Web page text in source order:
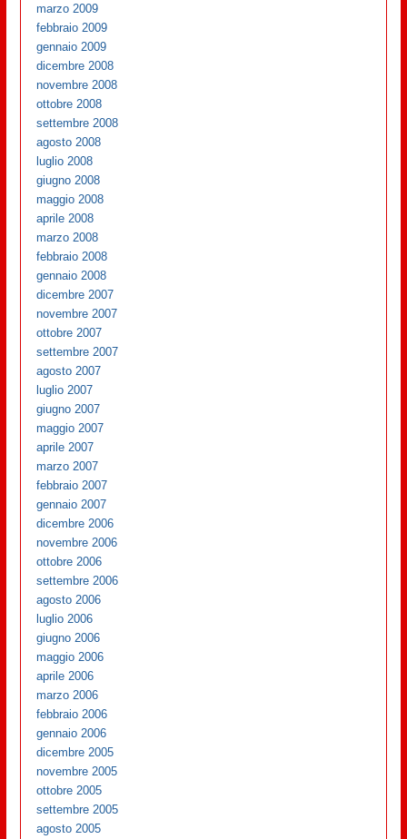
marzo 2009
febbraio 2009
gennaio 2009
dicembre 2008
novembre 2008
ottobre 2008
settembre 2008
agosto 2008
luglio 2008
giugno 2008
maggio 2008
aprile 2008
marzo 2008
febbraio 2008
gennaio 2008
dicembre 2007
novembre 2007
ottobre 2007
settembre 2007
agosto 2007
luglio 2007
giugno 2007
maggio 2007
aprile 2007
marzo 2007
febbraio 2007
gennaio 2007
dicembre 2006
novembre 2006
ottobre 2006
settembre 2006
agosto 2006
luglio 2006
giugno 2006
maggio 2006
aprile 2006
marzo 2006
febbraio 2006
gennaio 2006
dicembre 2005
novembre 2005
ottobre 2005
settembre 2005
agosto 2005